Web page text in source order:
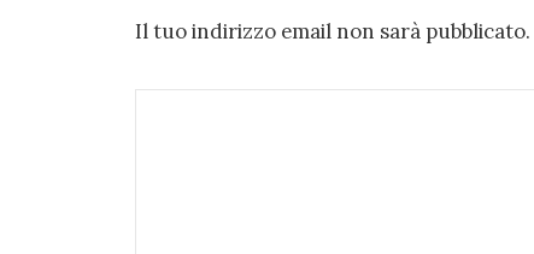
Il tuo indirizzo email non sarà pubblicato.